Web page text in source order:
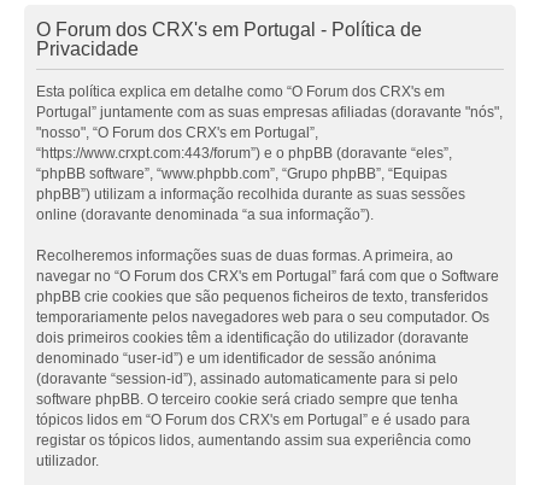
O Forum dos CRX's em Portugal - Política de
Privacidade
Esta política explica em detalhe como “O Forum dos CRX's em
Portugal” juntamente com as suas empresas afiliadas (doravante "nós",
"nosso", “O Forum dos CRX's em Portugal”,
“https://www.crxpt.com:443/forum”) e o phpBB (doravante “eles”,
“phpBB software”, “www.phpbb.com”, “Grupo phpBB”, “Equipas
phpBB”) utilizam a informação recolhida durante as suas sessões
online (doravante denominada “a sua informação”).
Recolheremos informações suas de duas formas. A primeira, ao
navegar no “O Forum dos CRX's em Portugal” fará com que o Software
phpBB crie cookies que são pequenos ficheiros de texto, transferidos
temporariamente pelos navegadores web para o seu computador. Os
dois primeiros cookies têm a identificação do utilizador (doravante
denominado “user-id”) e um identificador de sessão anónima
(doravante “session-id”), assinado automaticamente para si pelo
software phpBB. O terceiro cookie será criado sempre que tenha
tópicos lidos em “O Forum dos CRX's em Portugal” e é usado para
registar os tópicos lidos, aumentando assim sua experiência como
utilizador.